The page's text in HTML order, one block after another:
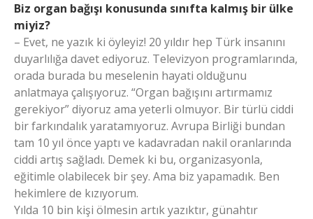
Biz organ bağışı konusunda sınıfta kalmış bir ülke
miyiz?
– Evet, ne yazık ki öyleyiz! 20 yıldır hep Türk insanını
duyarlılığa davet ediyoruz. Televizyon programlarında,
orada burada bu meselenin hayati olduğunu
anlatmaya çalışıyoruz. “Organ bağışını artırmamız
gerekiyor” diyoruz ama yeterli olmuyor. Bir türlü ciddi
bir farkındalık yaratamıyoruz. Avrupa Birliği bundan
tam 10 yıl önce yaptı ve kadavradan nakil oranlarında
ciddi artış sağladı. Demek ki bu, organizasyonla,
eğitimle olabilecek bir şey. Ama biz yapamadık. Ben
hekimlere de kızıyorum.
Yılda 10 bin kişi ölmesin artık yazıktır, günahtır